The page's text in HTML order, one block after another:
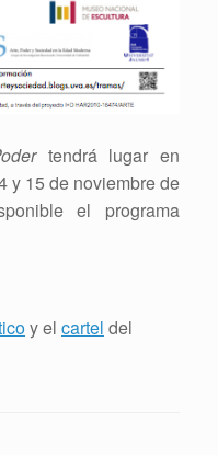
tendrá lugar en
y 15 de noviembre de
el programa
y el cartel del